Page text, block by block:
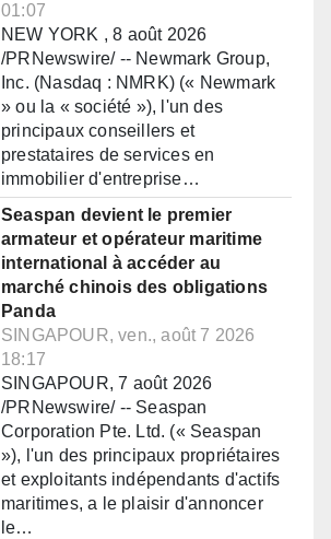
01:07
NEW YORK , 8 août 2026
/PRNewswire/ -- Newmark Group,
Inc. (Nasdaq : NMRK) (« Newmark
» ou la « société »), l'un des
principaux conseillers et
prestataires de services en
immobilier d'entreprise…
Seaspan devient le premier
armateur et opérateur maritime
international à accéder au
marché chinois des obligations
Panda
SINGAPOUR, ven., août 7 2026
18:17
SINGAPOUR, 7 août 2026
/PRNewswire/ -- Seaspan
Corporation Pte. Ltd. (« Seaspan
»), l'un des principaux propriétaires
et exploitants indépendants d'actifs
maritimes, a le plaisir d'annoncer
le…